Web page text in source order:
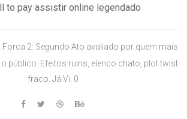
to pay assistir online legendado
Forca 2: Segundo Ato avaliado por quem mais
o público. Efeitos ruins, elenco chato, plot twist
fraco. Já Vi. 0